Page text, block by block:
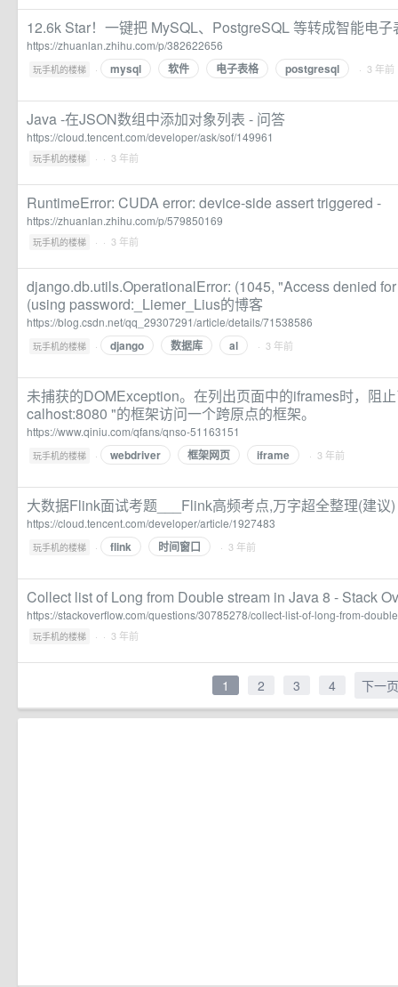
12.6k Star！一键把 MySQL、PostgreSQL 等转成智能电子
https://zhuanlan.zhihu.com/p/382622656
玩手机的楼梯 · mysql 软件 电子表格 postgresql · 3 年前
Java -在JSON数组中添加对象列表 - 问答
https://cloud.tencent.com/developer/ask/sof/149961
玩手机的楼梯 · · 3 年前
RuntimeError: CUDA error: device-side assert triggered -
https://zhuanlan.zhihu.com/p/579850169
玩手机的楼梯 · · 3 年前
django.db.utils.OperationalError: (1045, "Access denied
(using password:_Liemer_Lius的博客
https://blog.csdn.net/qq_29307291/article/details/71538586
玩手机的楼梯 · django 数据库 al · 3 年前
未捕获的DOMException。在列出页面中的iframes时，阻
calhost:8080 "的框架访问一个跨原点的框架。
https://www.qiniu.com/qfans/qnso-51163151
玩手机的楼梯 · webdriver 框架网页 iframe · 3 年前
大数据Flink面试考题___Flink高频考点,万字超全整理(建议)
https://cloud.tencent.com/developer/article/1927483
玩手机的楼梯 · flink 时间窗口 · 3 年前
Collect list of Long from Double stream in Java 8 - Stack
https://stackoverflow.com/questions/30785278/collect-list-of-long-from-
玩手机的楼梯 · · 3 年前
1 2 3 4 下一页